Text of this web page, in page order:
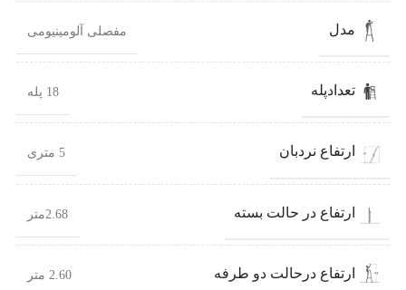
مدل مفصلی آلومینیومی
تعدادپله 18 پله
ارتفاع نردبان 5 متری
ارتفاع در حالت بسته 2.68متر
ارتفاع درحالت دو طرفه 2.60 متر